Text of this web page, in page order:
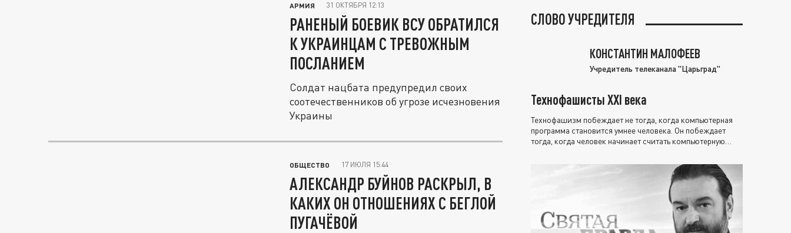
АРМИЯ 31 ОКТЯБРЯ 12:13
РАНЕНЫЙ БОЕВИК ВСУ ОБРАТИЛСЯ
К УКРАИНЦАМ С ТРЕВОЖНЫМ
ПОСЛАНИЕМ
Солдат нацбата предупредил своих
соотечественников об угрозе исчезновения
Украины
ОБЩЕСТВО 17 ИЮЛЯ 15:44
АЛЕКСАНДР БУЙНОВ РАСКРЫЛ, В
КАКИХ ОН ОТНОШЕНИЯХ С БЕГЛОЙ
ПУГАЧЁВОЙ
СЛОВО УЧРЕДИТЕЛЯ
КОНСТАНТИН МАЛОФЕЕВ
Учредитель телеканала "Царьград"
Технофашисты XXI века
Технофашизм побеждает не тогда, когда компьютерная
программа становится умнее человека. Он побеждает
тогда, когда человек начинает считать компьютерную